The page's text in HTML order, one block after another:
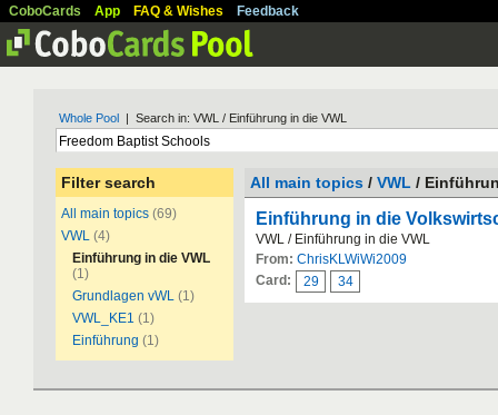
CoboCards App FAQ & Wishes Feedback
Whole Pool | Search in: VWL / Einführung in die VWL
Filter search
All main topics (69)
VWL (4)
Einführung in die VWL
(1)
Grundlagen vWL (1)
VWL_KE1 (1)
Einführung (1)
All main topics / VWL /
Einführung in die
VWL / Einführung in die VWL
From: ChrisKLWiWi2009
Card:
29 34